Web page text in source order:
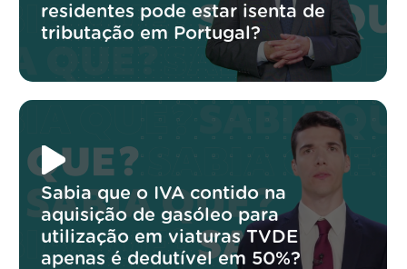
residentes pode estar isenta de
tributação em Portugal?
Sabia que o IVA contido na
aquisição de gasóleo para
utilização em viaturas TVDE
apenas é dedutível em 50%?